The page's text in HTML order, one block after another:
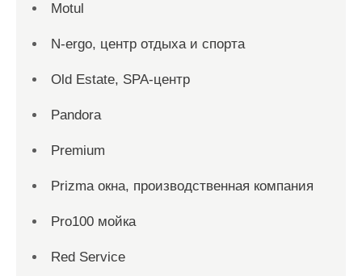
Motul
N-ergo, центр отдыха и спорта
Old Estate, SPA-центр
Pandora
Premium
Prizma окна, производственная компания
Pro100 мойка
Red Service